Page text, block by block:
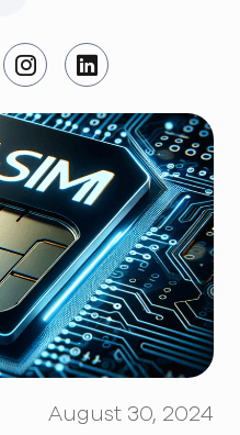
August 30, 2024